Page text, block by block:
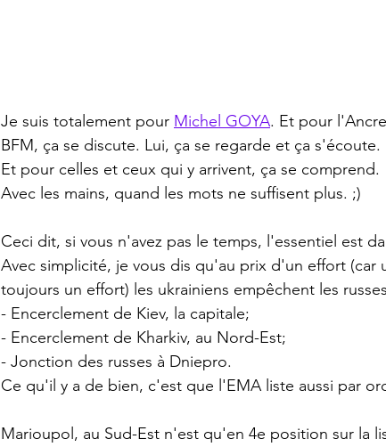
Je suis totalement pour Michel GOYA. Et pour
BFM, ça se discute. Lui, ça se regarde et ça s'écoute.
Et pour celles et ceux qui y arrivent, ça se comprend.
Avec les mains, quand les mots ne suffisent plus. ;)
Ceci dit, si vous n'avez pas le temps, l'essentiel est
Avec simplicité, je vous dis qu'au prix d'un effort (car
toujours un effort) les ukrainiens empêchent les
- Encerclement de Kiev, la capitale;
- Encerclement de Kharkiv, au Nord-Est;
- Jonction des russes à Dniepro.
Ce qu'il y a de bien, c'est que l'EMA liste aussi par
Marioupol, au Sud-Est n'est qu'en 4e position sur la